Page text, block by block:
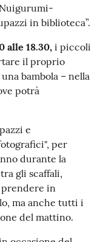
in biblioteca”.
alle 18.30, i piccoli
il proprio
bambola – nella
potrà
e
per
durante la
gli scaffali,
in
ma anche tutti i
del mattino.